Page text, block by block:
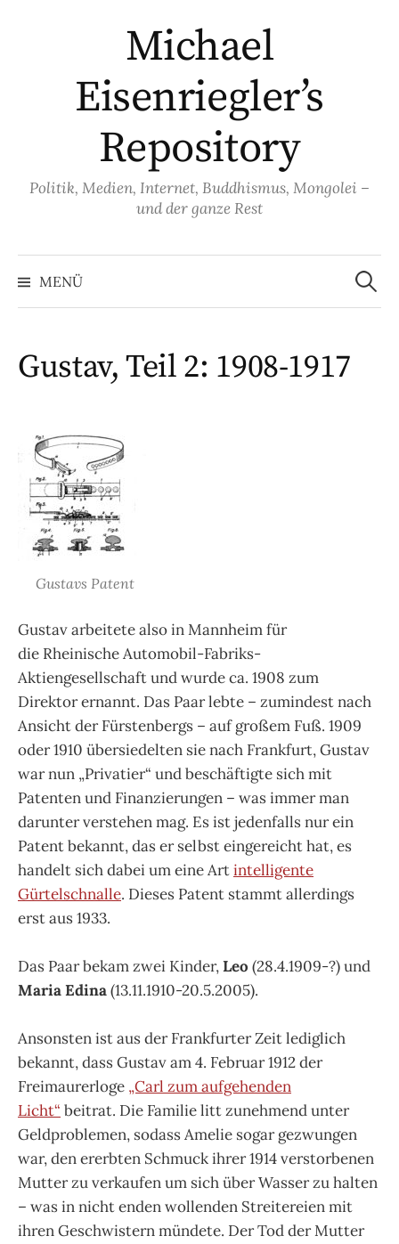
Michael
Eisenriegler’s
Repository
Politik, Medien, Internet, Buddhismus, Mongolei –
und der ganze Rest
MENÜ
Suchen
nach:
Gustav, Teil 2: 1908-1917
Gustavs Patent
Gustav arbeitete also in Mannheim für
die Rheinische Automobil-Fabriks-
Aktiengesellschaft und wurde ca. 1908 zum
Direktor ernannt. Das Paar lebte – zumindest nach
Ansicht der Fürstenbergs – auf großem Fuß. 1909
oder 1910 übersiedelten sie nach Frankfurt, Gustav
war nun „Privatier“ und beschäftigte sich mit
Patenten und Finanzierungen – was immer man
darunter verstehen mag. Es ist jedenfalls nur ein
Patent bekannt, das er selbst eingereicht hat, es
handelt sich dabei um eine Artintelligente
Gürtelschnalle. Dieses Patent stammt allerdings
erst aus 1933.
Das Paar bekam zwei Kinder,Leo (28.4.1909-?) und
Maria Edina(13.11.1910-20.5.2005).
Ansonsten ist aus der Frankfurter Zeit lediglich
bekannt, dass Gustav am 4. Februar 1912 der
Freimaurerloge „Carl zum aufgehenden
Licht“ beitrat. Die Familie litt zunehmend unter
Geldproblemen, sodass Amelie sogar gezwungen
war, den ererbten Schmuck ihrer 1914 verstorbenen
Mutter zu verkaufen um sich über Wasser zu halten
– was in nicht enden wollenden Streitereien mit
ihren Geschwistern mündete. Der Tod der Mutter